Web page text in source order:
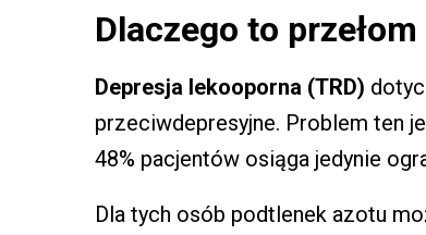
Dlaczego to
Depresja lekooporna (TRD)
przeciwdepresyjne. Problem ten
48% pacjentów osiąga jedynie
Dla tych osób podtlenek azotu